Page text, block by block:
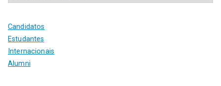
Candidatos
Estudantes
Internacionais
Alumni